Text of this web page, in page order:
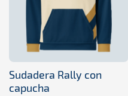
Sudadera Rally con
capucha